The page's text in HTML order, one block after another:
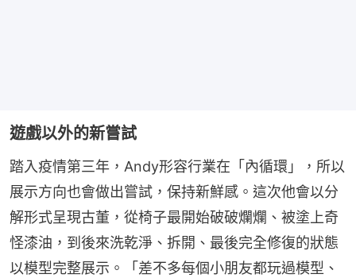
遊戲以外的新嘗試
踏入疫情第三年，Andy形容行業在「內循環」，所以
展示方向也會做出嘗試，保持新鮮感。這次他會以分
解形式呈現古董，從椅子最開始破破爛爛、被塗上奇
怪漆油，到後來洗乾淨、拆開、最後完全修復的狀態
以模型完整展示。「差不多每個小朋友都玩過模型、